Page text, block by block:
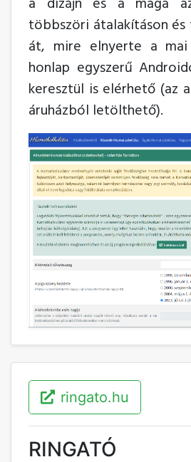
többszöri átalakításon
át, mire elnyerte a
honlap egyszerű
keresztül is elérhető (az
áruházból letölthető).
ringato.hu
RINGATÓ